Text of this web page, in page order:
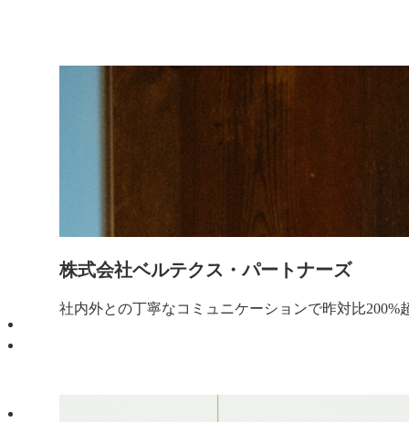
株式会社ベルテクス・パートナーズ
社内外との丁寧なコミュニケーションで昨対比200%